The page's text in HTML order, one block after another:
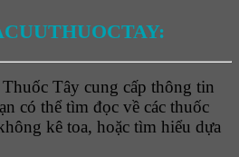
Tây cung cấp thông tin
có thể tìm đọc về các thuốc
kê toa, hoặc tìm hiểu dựa